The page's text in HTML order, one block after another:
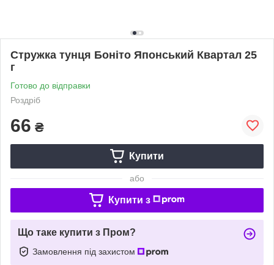
Стружка тунця Боніто Японський Квартал 25
г
Готово до відправки
Роздріб
66 ₴
Купити
або
Купити з
Що таке купити з Пром?
Замовлення під захистом